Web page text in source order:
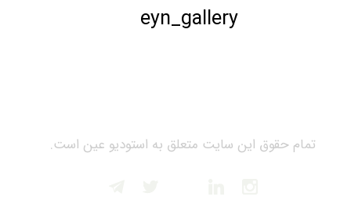
تمام حقوق این سایت متعلق به استودیو عین است.
eyn_gallery